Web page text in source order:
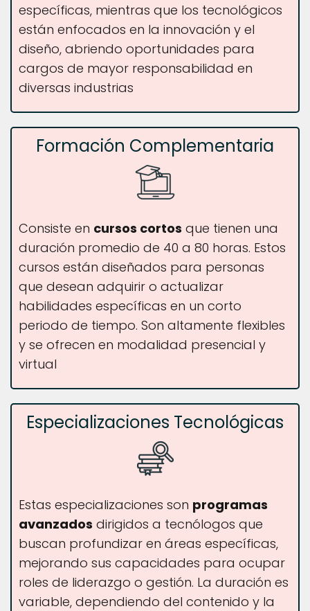
específicas, mientras que los tecnológicos
están enfocados en la innovación y el
diseño, abriendo oportunidades para
cargos de mayor responsabilidad en
diversas industrias​
Formación Complementaria
Consiste en cursos cortos que tienen una
duración promedio de 40 a 80 horas. Estos
cursos están diseñados para personas
que desean adquirir o actualizar
habilidades específicas en un corto
periodo de tiempo. Son altamente flexibles
y se ofrecen en modalidad presencial y
virtual
Especializaciones Tecnológicas
Estas especializaciones son programas
avanzados dirigidos a tecnólogos que
buscan profundizar en áreas específicas,
mejorando sus capacidades para ocupar
roles de liderazgo o gestión. La duración es
variable, dependiendo del contenido y la